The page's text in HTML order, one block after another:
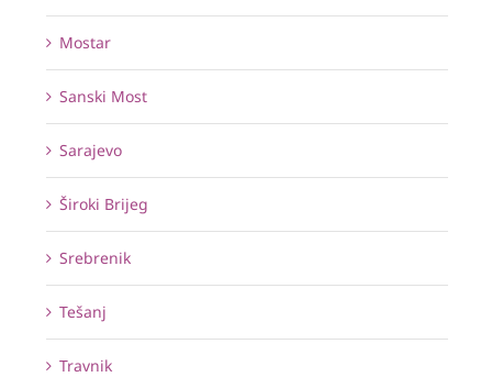
Mostar
Sanski Most
Sarajevo
Široki Brijeg
Srebrenik
Tešanj
Travnik